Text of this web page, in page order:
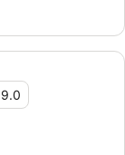
9.0